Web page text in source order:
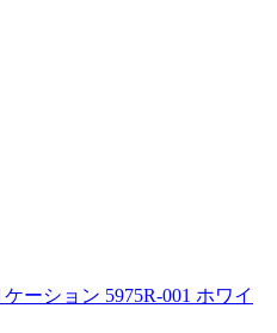
ーション 5975R-001 ホワイ